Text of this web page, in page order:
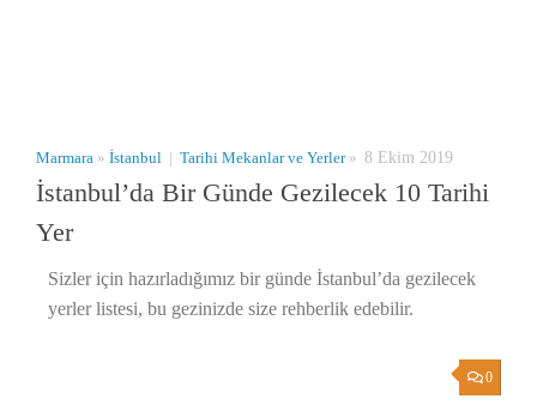
Marmara » İstanbul | Tarihi Mekanlar ve Yerler» 8 Ekim 2019
İstanbul’da Bir Günde Gezilecek 10 Tarihi
Yer
Sizler için hazırladığımız bir günde İstanbul’da gezilecek
yerler listesi, bu gezinizde size rehberlik edebilir.
0